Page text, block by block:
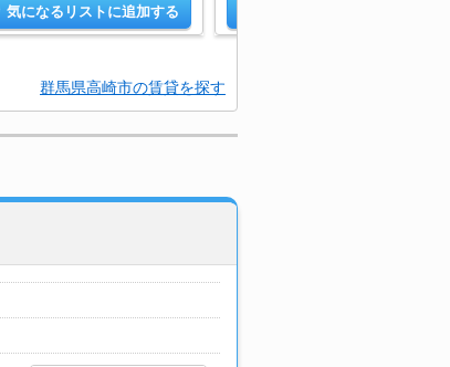
気になるリストに追加する
群馬県高崎市の賃貸を探す